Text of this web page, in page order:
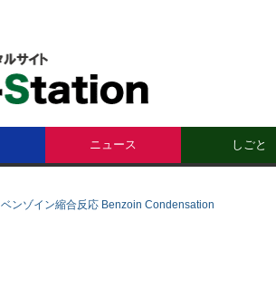
ニュース しごと
ベンゾイン縮合反応 Benzoin Condensation